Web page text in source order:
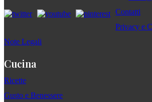
Contatti
Privacy e
Note Legali
Cucina
Ricette
Gusto e Benessere